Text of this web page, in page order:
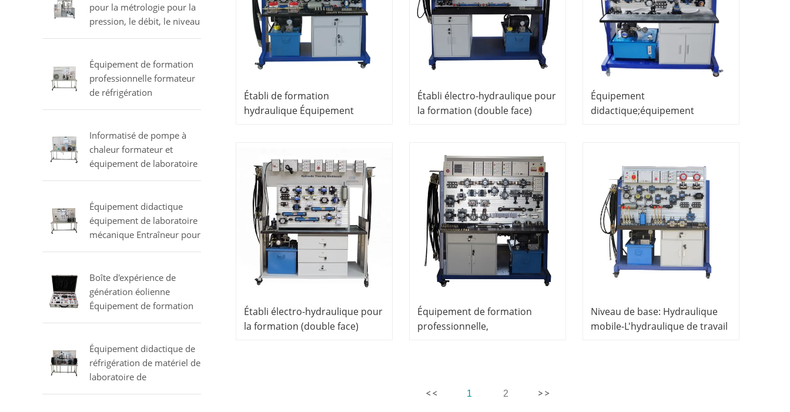
pour la métrologie pour la
pression, le débit, le niveau
et la température
électrique MINRRY
Équipement de formation
professionnelle formateur
de réfrigération
équipement éducatif
professionnelle
Informatisé de pompe à
chaleur formateur et
équipement de laboratoire
de formation de
Équipement didactique
équipement de laboratoire
mécanique Entraîneur pour
l'étude d'un vaporisateur
Boîte d'expérience de
génération éolienne
Équipement de formation
professionnelle
électrique
Équipement didactique de
réfrigération de matériel de
laboratoire de
compresseurs d'essai
Établi de formation
hydraulique Équipement
dingénierie des fluides
Établi électro-hydraulique pour
la formation (double face)
éducatif
Équipement
didactique;équipement
mécatronique
Établi électro-hydraulique pour
la formation (double face)
Équipement de formation
professionnelle,
Niveau de base: Hydraulique
mobile-L'hydraulique de travail
1 2